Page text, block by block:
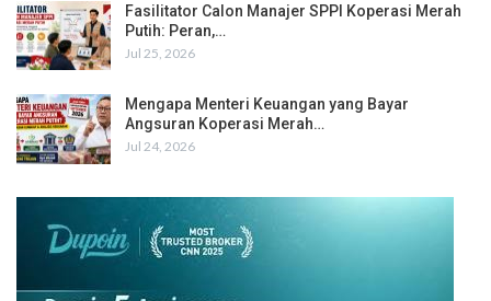
Fasilitator Calon Manajer SPPI Koperasi Merah
Putih: Peran,…
Jul 25, 2026
Mengapa Menteri Keuangan yang Bayar
Angsuran Koperasi Merah…
Jul 24, 2026